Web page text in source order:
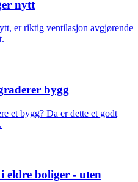
nytt
er riktig ventilasjon avgjørende
bygg
et bygg? Da er dette et godt
eldre boliger - uten